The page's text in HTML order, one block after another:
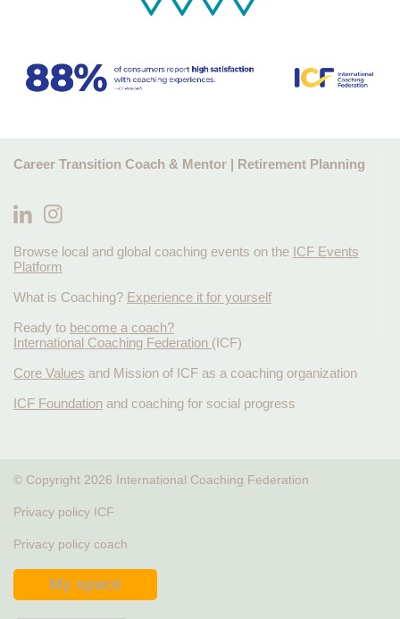
Career Transition Coach & Mentor | Retirement Planning
Browse local and global coaching events on the ICF Events
Platform
What is Coaching? Experience it for yourself
Ready to become a coach?
International Coaching Federation (ICF)
Core Values and Mission of ICF as a coaching organization
ICF Foundation and coaching for social progress
© Copyright 2026 International Coaching Federation
Privacy policy ICF
Privacy policy coach
My space